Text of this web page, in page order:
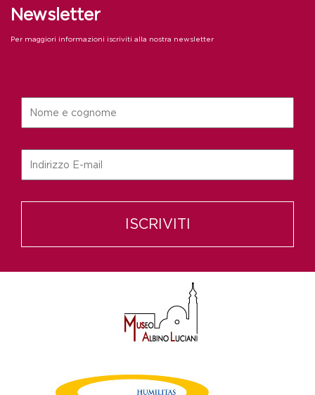
Newsletter
Per maggiori informazioni iscriviti alla nostra newsletter